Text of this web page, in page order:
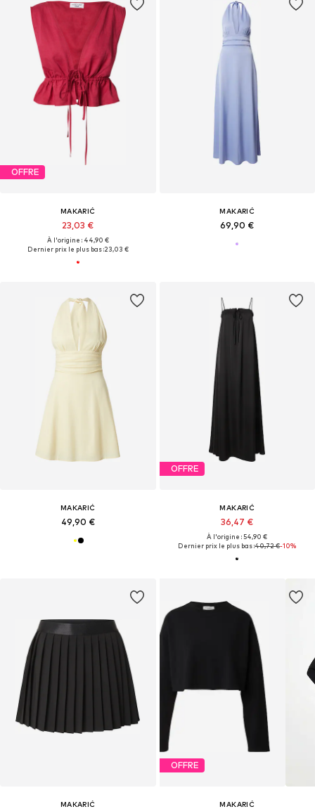
OFFRE
MAKARIĆ
23,03 €
À l'origine : 44,90 €
Dernier prix le plus bas :23,03 €
MAKARIĆ
69,90 €
MAKARIĆ
49,90 €
OFFRE
MAKARIĆ
36,47 €
À l'origine : 54,90 €
Dernier prix le plus bas :40,72 €-10%
MAKARIĆ
OFFRE
MAKARIĆ